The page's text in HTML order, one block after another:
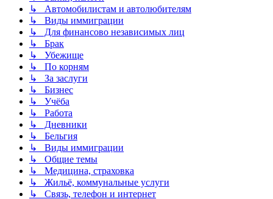
↳ Автомобилистам и автолюбителям
↳ Виды иммиграции
↳ Для финансово независимых лиц
↳ Брак
↳ Убежище
↳ По корням
↳ За заслуги
↳ Бизнес
↳ Учёба
↳ Работа
↳ Дневники
↳ Бельгия
↳ Виды иммиграции
↳ Общие темы
↳ Медицина, страховка
↳ Жильё, коммунальные услуги
↳ Связь, телефон и интернет